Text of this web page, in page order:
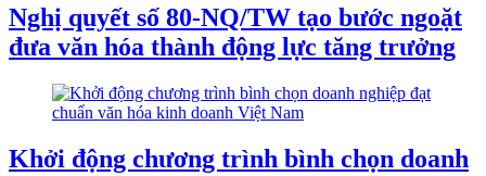
Nghị quyết số 80-NQ/TW tạo bước ngoặt
đưa văn hóa thành động lực tăng trưởng
Khởi động chương trình bình chọn doanh